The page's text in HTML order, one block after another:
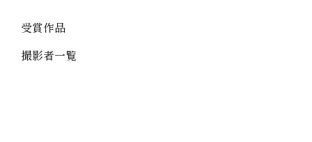
受賞作品
撮影者一覧